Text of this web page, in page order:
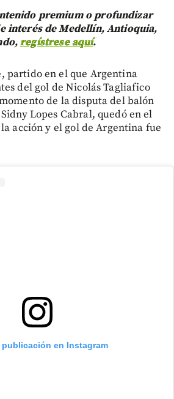
premium o profundizar
interés de Medellín, Antioquia,
regístrese aquí.
partido en el que Argentina
del gol de Nicolás Tagliafico
de la disputa del balón
Lopes Cabral, quedó en el
acción y el gol de Argentina fue
publicación en Instagram